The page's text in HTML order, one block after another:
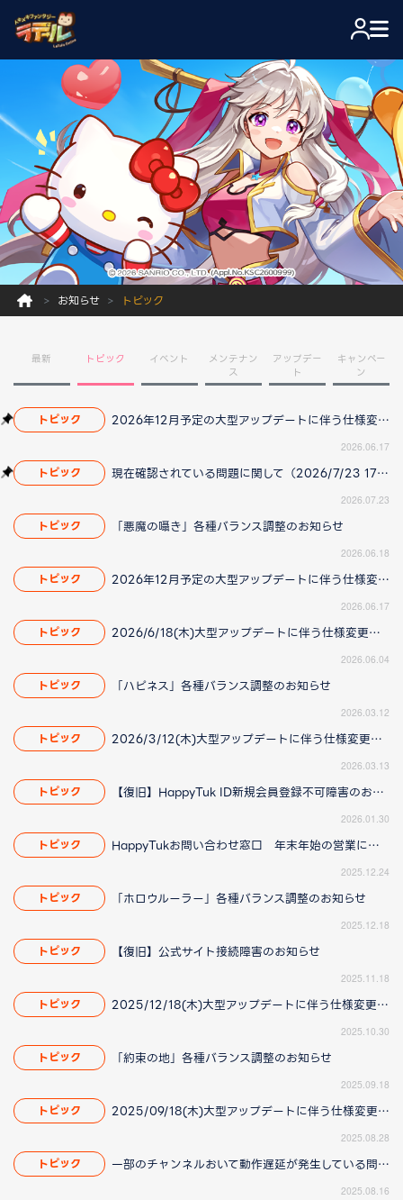
お知らせ トピック
最新 トピック イベント
メンテナン
ス
アップデー
ト
キャンペー
ン
トピック 2026年12月予定の大型アップデートに伴う仕様変更のお知らせ
2026.06.17
トピック 現在確認されている問題に関して（2026/7/23 17:00更新）
2026.07.23
トピック 「悪魔の囁き」各種バランス調整のお知らせ
2026.06.18
トピック 2026年12月予定の大型アップデートに伴う仕様変更のお知らせ
2026.06.17
トピック 2026/6/18(木)大型アップデートに伴う仕様変更のお知らせ(2026/06/04 更新)
2026.06.04
トピック 「ハピネス」各種バランス調整のお知らせ
2026.03.12
トピック 2026/3/12(木)大型アップデートに伴う仕様変更のお知らせ(2026/3/13更新)
2026.03.13
トピック 【復旧】HappyTuk ID新規会員登録不可障害のお知らせ
2026.01.30
トピック HappyTukお問い合わせ窓口 年末年始の営業について
2025.12.24
トピック 「ホロウルーラー」各種バランス調整のお知らせ
2025.12.18
トピック 【復旧】公式サイト接続障害のお知らせ
2025.11.18
トピック 2025/12/18(木)大型アップデートに伴う仕様変更のお知らせ(2025/11/20更新)
2025.10.30
トピック 「約束の地」各種バランス調整のお知らせ
2025.09.18
トピック 2025/09/18(木)大型アップデートに伴う仕様変更のお知らせ(2025/8/28 16:00更新)
2025.08.28
トピック 一部のチャンネルおいて動作遅延が発生している問題について(2025/8/21 更新)
2025.08.16